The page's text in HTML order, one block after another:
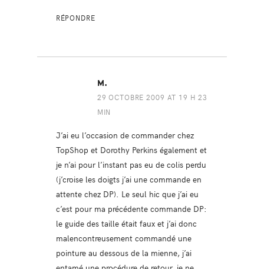
RÉPONDRE
M.
29 OCTOBRE 2009 AT 19 H 23
MIN
J’ai eu l’occasion de commander chez
TopShop et Dorothy Perkins également et
je n’ai pour l’instant pas eu de colis perdu
(j’croise les doigts j’ai une commande en
attente chez DP). Le seul hic que j’ai eu
c’est pour ma précédente commande DP:
le guide des taille était faux et j’ai donc
malencontreusement commandé une
pointure au dessous de la mienne, j’ai